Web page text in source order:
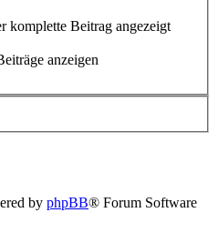
komplette Beitrag angezeigt
anzeigen
by phpBB® Forum Software